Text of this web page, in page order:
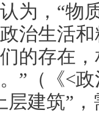
为，“物
治生活
的存在
”（《<
层建筑”